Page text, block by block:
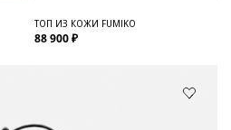
ТОП ИЗ КОЖИ FUMIKO
88 900 ₽